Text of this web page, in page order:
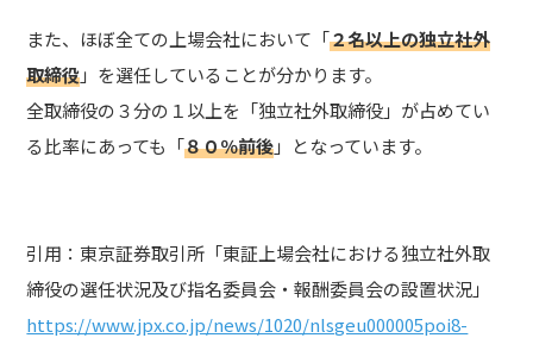
また、ほぼ全ての上場会社において「２名以上の独立社外
取締役」を選任していることが分かります。
全取締役の３分の１以上を「独立社外取締役」が占めてい
る比率にあっても「８０％前後」となっています。
引用：東京証券取引所「東証上場会社における独立社外取
締役の選任状況及び指名委員会・報酬委員会の設置状況」
https://www.jpx.co.jp/news/1020/nlsgeu000005poi8-